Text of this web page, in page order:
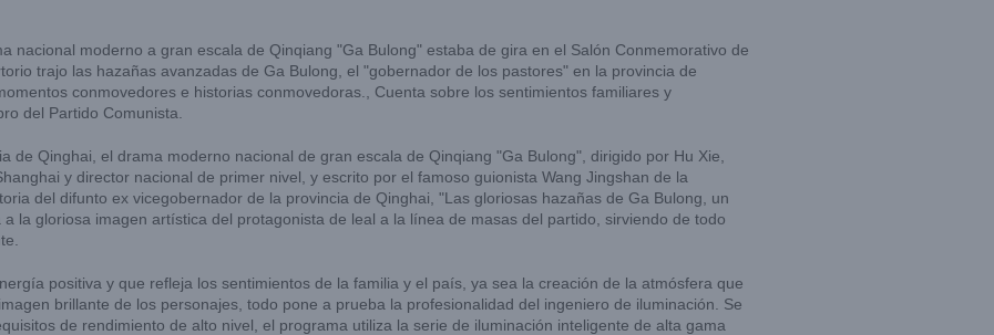
nacional moderno a gran escala de Qinqiang "Ga Bulong" estaba de gira en el Salón Conmemorativo de
trajo las hazañas avanzadas de Ga Bulong, el "gobernador de los pastores" en la provincia de
conmovedores e historias conmovedoras., Cuenta sobre los sentimientos familiares y
del Partido Comunista.
de Qinghai, el drama moderno nacional de gran escala de Qinqiang "Ga Bulong", dirigido por Hu Xie,
y director nacional de primer nivel, y escrito por el famoso guionista Wang Jingshan de la
del difunto ex vicegobernador de la provincia de Qinghai, "Las gloriosas hazañas de Ga Bulong, un
la gloriosa imagen artística del protagonista de leal a la línea de masas del partido, sirviendo de todo
positiva y que refleja los sentimientos de la familia y el país, ya sea la creación de la atmósfera que
brillante de los personajes, todo pone a prueba la profesionalidad del ingeniero de iluminación. Se
de rendimiento de alto nivel, el programa utiliza la serie de iluminación inteligente de alta gama